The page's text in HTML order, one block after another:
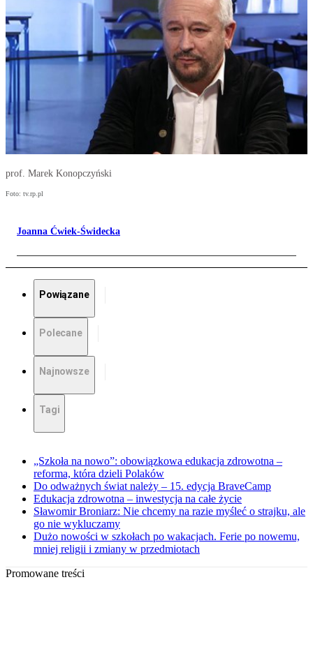
prof. Marek Konopczyński
Foto: tv.rp.pl
Joanna Ćwiek-Świdecka
Powiązane
Polecane
Najnowsze
Tagi
„Szkoła na nowo”: obowiązkowa edukacja zdrowotna –
reforma, która dzieli Polaków
Do odważnych świat należy – 15. edycja BraveCamp
Edukacja zdrowotna – inwestycja na całe życie
Sławomir Broniarz: Nie chcemy na razie myśleć o strajku, ale
go nie wykluczamy
Dużo nowości w szkołach po wakacjach. Ferie po nowemu,
mniej religii i zmiany w przedmiotach
Promowane treści